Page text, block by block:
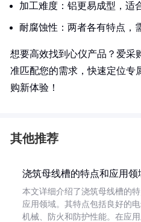
加工难度：铝更易成型，适
耐腐蚀性：两者各有特点，
想要高效找到心仪产品？爱采
准匹配您的需求，快速定位专
购新体验！
其他推荐
浇筑母线槽的特点和应用领
本文详细介绍了浇筑母线槽的特
应用领域。其特点包括良好的电
机械、防火和防护性能。在应用